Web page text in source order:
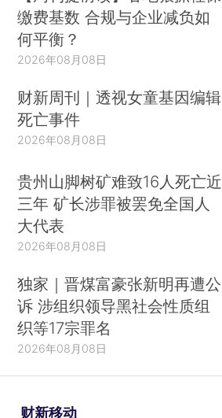
缴费基数 合规与企业减负如
何平衡？
2026年08月08日
财新周刊｜透视女童基因编辑
死亡事件
2026年08月08日
贵州山脚树矿难致16人死亡近
三年 矿长涉罪被罢免全国人
大代表
2026年08月08日
独家｜晋煤富豪张新明再遭公
诉 涉组织领导黑社会性质组
织等17宗罪名
2026年08月08日
财新移动